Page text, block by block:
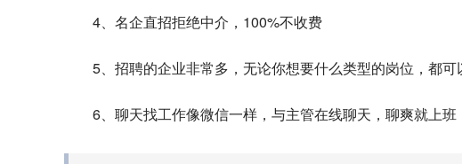
4、名企直招拒绝中介，100%不收费
5、招聘的企业非常多，无论你想要什么类型的岗位，都可
6、聊天找工作像微信一样，与主管在线聊天，聊爽就上